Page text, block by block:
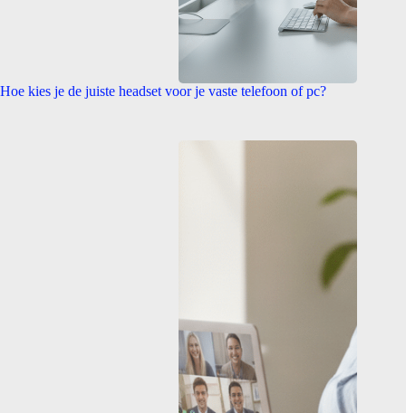
Hoe kies je de juiste headset voor je vaste telefoon of pc?